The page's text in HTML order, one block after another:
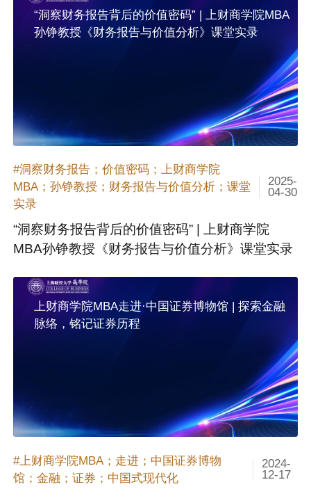
“洞察财务报告背后的价值密码” | 上财商学院MBA
孙铮教授《财务报告与价值分析》课堂实录
#洞察财务报告；价值密码；上财商学院
MBA；孙铮教授；财务报告与价值分析；课堂
实录
2025-
04-30
“洞察财务报告背后的价值密码” | 上财商学院
MBA孙铮教授《财务报告与价值分析》课堂实录
上财商学院MBA走进·中国证券博物馆 | 探索金融
脉络，铭记证券历程
#上财商学院MBA；走进；中国证券博物
馆；金融；证券；中国式现代化
2024-
12-17